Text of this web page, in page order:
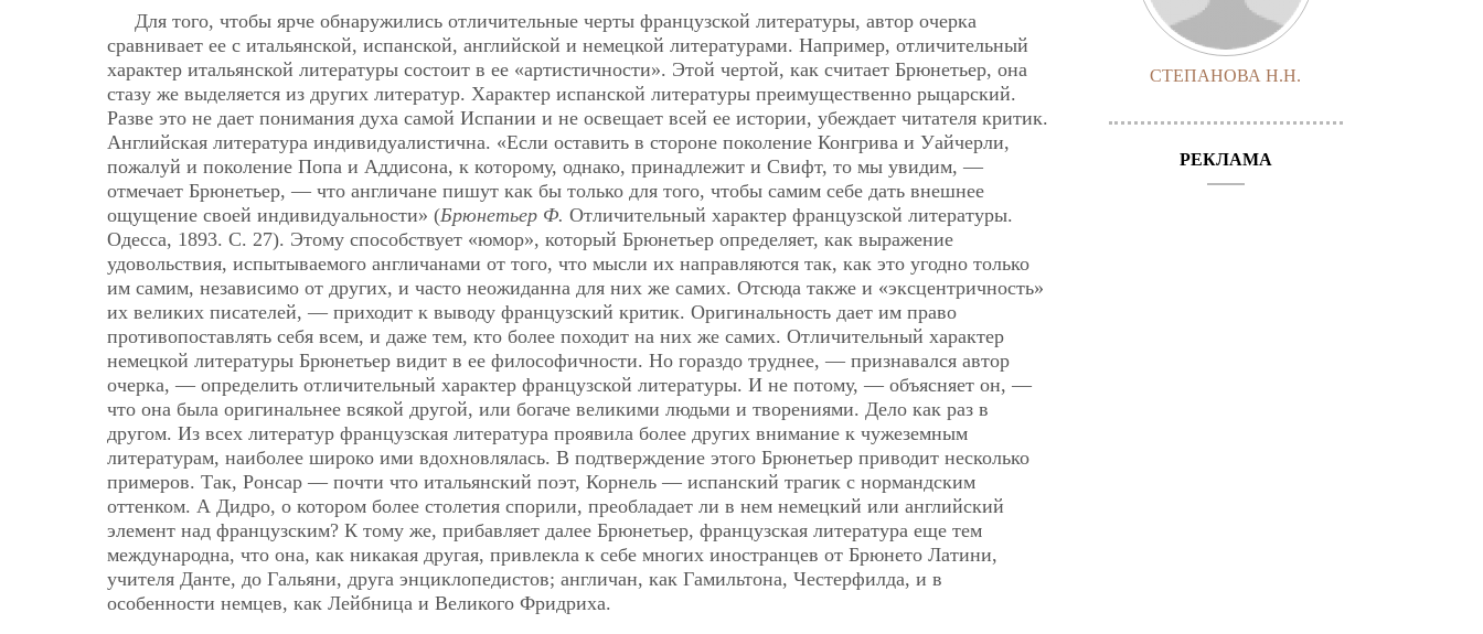
Для того, чтобы ярче обнаружились отличительные черты французской литературы, автор очерка
сравнивает ее с итальянской, испанской, английской и немецкой литературами. Например, отличительный
характер итальянской литературы состоит в ее «артистичности». Этой чертой, как считает Брюнетьер, она
стазу же выделяется из других литератур. Характер испанской литературы преимущественно рыцарский.
Разве это не дает понимания духа самой Испании и не освещает всей ее истории, убеждает читателя критик.
Английская литература индивидуалистична. «Если оставить в стороне поколение Конгрива и Уайчерли,
пожалуй и поколение Попа и Аддисона, к которому, однако, принадлежит и Свифт, то мы увидим, —
отмечает Брюнетьер, — что англичане пишут как бы только для того, чтобы самим себе дать внешнее
ощущение своей индивидуальности» (Брюнетьер Ф. Отличительный характер французской литературы.
Одесса, 1893. С. 27). Этому способствует «юмор», который Брюнетьер определяет, как выражение
удовольствия, испытываемого англичанами от того, что мысли их направляются так, как это угодно только
им самим, независимо от других, и часто неожиданна для них же самих. Отсюда также и «эксцентричность»
их великих писателей, — приходит к выводу французский критик. Оригинальность дает им право
противопоставлять себя всем, и даже тем, кто более походит на них же самих. Отличительный характер
немецкой литературы Брюнетьер видит в ее философичности. Но гораздо труднее, — признавался автор
очерка, — определить отличительный характер французской литературы. И не потому, — объясняет он, —
что она была оригинальнее всякой другой, или богаче великими людьми и творениями. Дело как раз в
другом. Из всех литератур французская литература проявила более других внимание к чужеземным
литературам, наиболее широко ими вдохновлялась. В подтверждение этого Брюнетьер приводит несколько
примеров. Так, Ронсар — почти что итальянский поэт, Корнель — испанский трагик с нормандским
оттенком. А Дидро, о котором более столетия спорили, преобладает ли в нем немецкий или английский
элемент над французским? К тому же, прибавляет далее Брюнетьер, французская литература еще тем
международна, что она, как никакая другая, привлекла к себе многих иностранцев от Брюнето Латини,
учителя Данте, до Гальяни, друга энциклопедистов; англичан, как Гамильтона, Честерфилда, и в
особенности немцев, как Лейбница и Великого Фридриха.
СТЕПАНОВА Н.Н.
РЕКЛАМА